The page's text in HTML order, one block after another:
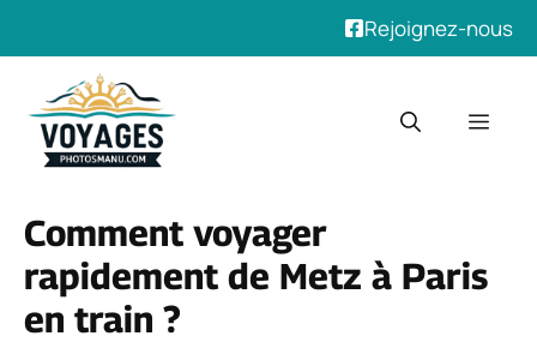
Rejoignez-nous
contenu
Comment voyager
rapidement de Metz à Paris
en train ?